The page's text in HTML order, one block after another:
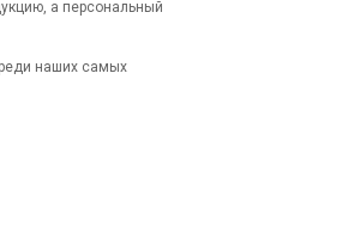
а персональный
наших самых